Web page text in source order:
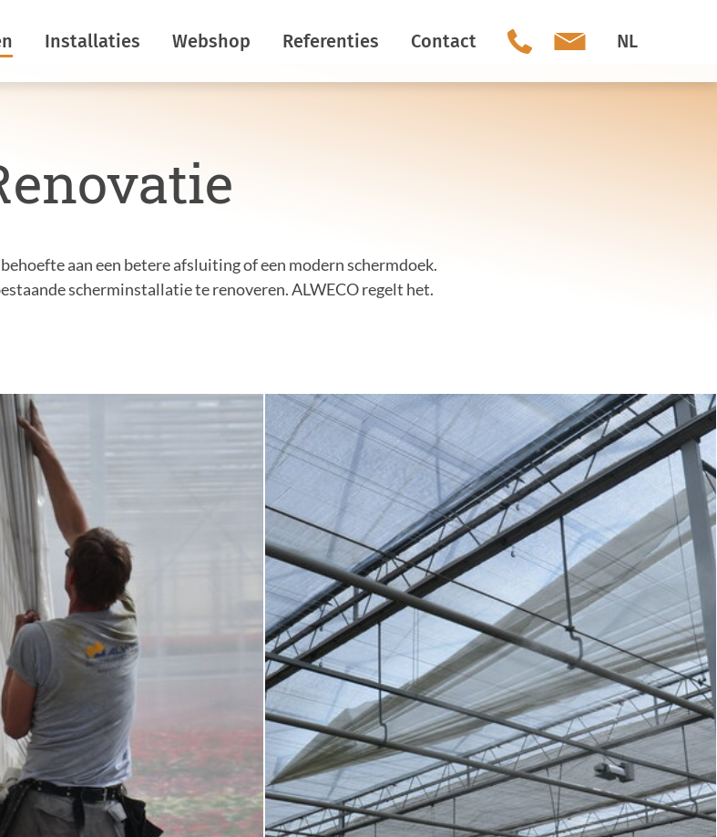
Installaties
Verticale schermen
Insectenwering
Nokschermen
Webshop Referenties Contact NL
aan een betere afsluiting of een modern schermdoek.
scherminstallatie te renoveren. ALWECO regelt het.